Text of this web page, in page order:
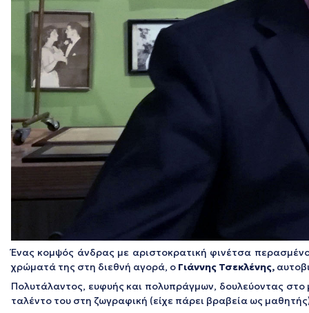
Ένας κομψός άνδρας με αριστοκρατική φινέτσα
χρώματά της στη διεθνή αγορά, ο Γιάννης Τσεκλένης,
Πολυτάλαντος, ευφυής και πολυπράγμων, δουλεύοντας
ταλέντο του στη ζωγραφική (είχε πάρει βραβεία ως